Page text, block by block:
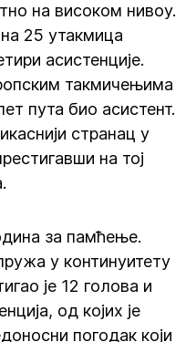
на високом нивоу.
25 утакмица
асистенције.
такмичењима
пута био асистент.
странац у
на тој
за памћење.
у континуитету
је 12 голова и
од којих је
погодак који